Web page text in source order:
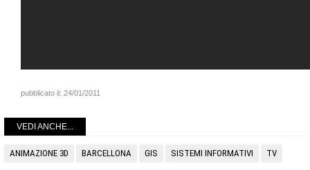
pubblicato il: 24/01/2011
VEDI ANCHE...
ANIMAZIONE 3D BARCELLONA GIS SISTEMI INFORMATIVI TV